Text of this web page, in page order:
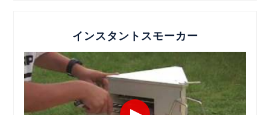
インスタントスモーカー